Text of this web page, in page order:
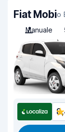
Fiat Mobio
Manuale